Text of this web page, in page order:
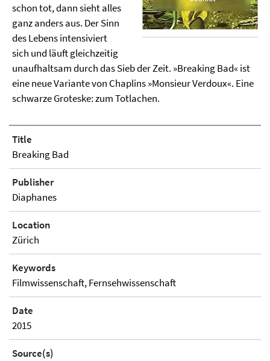
schon tot, dann sieht alles
ganz anders aus. Der Sinn
des Lebens intensiviert
sich und läuft gleichzeitig
unaufhaltsam durch das Sieb der Zeit. »Breaking Bad« ist
eine neue Variante von Chaplins »Monsieur Verdoux«. Eine
schwarze Groteske: zum Totlachen.
Title
Breaking Bad
Publisher
Diaphanes
Location
Zürich
Keywords
Filmwissenschaft, Fernsehwissenschaft
Date
2015
Source(s)